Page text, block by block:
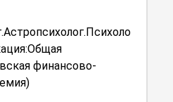
финансово-